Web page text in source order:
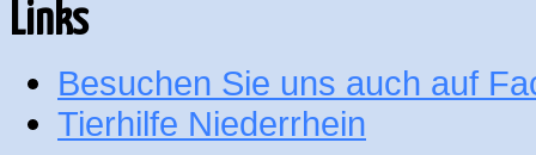
Links
Besuchen Sie uns auch auf
Tierhilfe Niederrhein